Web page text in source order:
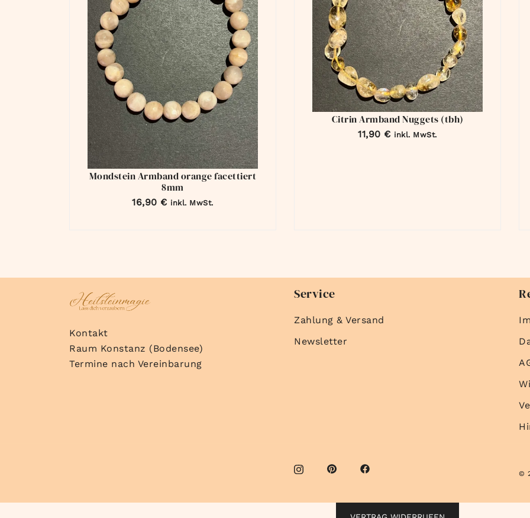
Mondstein Armband orange facettiert
8mm
16,90 € inkl. MwSt.
Citrin Armband Nuggets (tbh)
11,90 € inkl. MwSt.
Kontakt
Raum Konstanz (Bodensee)
Termine nach Vereinbarung
Service
Zahlung & Versand
Newsletter
©